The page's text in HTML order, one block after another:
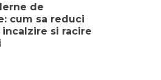
de
cum sa reduci
si racire